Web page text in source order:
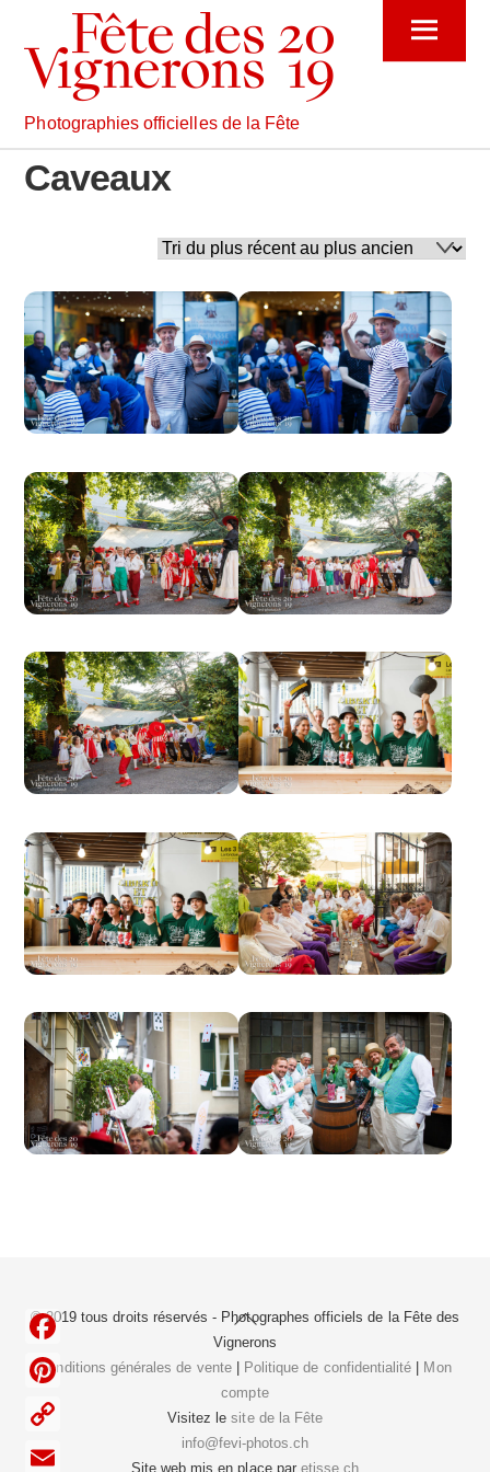
content
Menu
Photographies officielles de la Fête
Caveaux
Back
To
Top
© 2019 tous droits réservés - Photographes officiels de la Fête des
Vignerons
Conditions générales de vente| Politique de confidentialité
Mon
compte
Visitez lesite de la Fête
info@fevi-photos.ch
Site web mis en place par etisse.ch
F
c
e
C